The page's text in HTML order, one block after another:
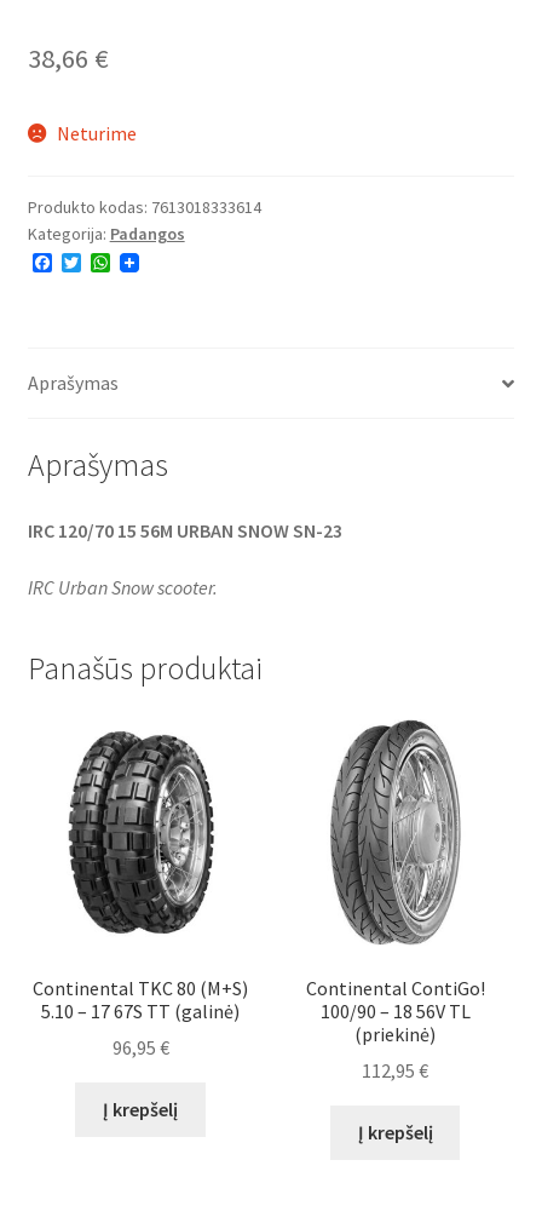
38,66 €
Neturime
Produkto kodas: 7613018333614
Kategorija: Padangos
F
o
T
r
W
p
Aprašymas
Aprašymas
IRC 120/70 15 56M URBAN SNOW SN-23
IRC Urban Snow scooter.
Panašūs produktai
Continental TKC 80 (M+S)
5.10 – 17 67S TT (galinė)
96,95 €
Į krepšelį
Continental ContiGo!
100/90 – 18 56V TL
(priekinė)
112,95€
Į krepšelį